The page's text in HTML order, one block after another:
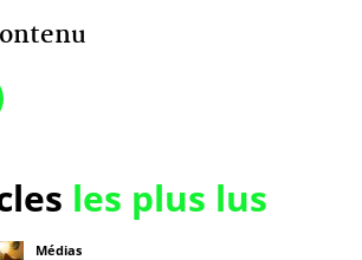
les plus lus
Médias